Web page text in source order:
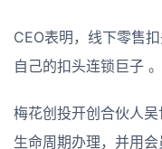
CEO表明，线下零售
自己的扣头连锁巨子
梅花创投开创合伙人
生命周期办理，并用